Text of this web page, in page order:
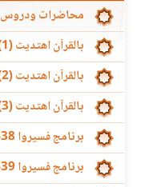
محاضرات ودروس
بالقرآن اهتديت (1)
بالقرآن اهتديت (2)
بالقرآن اهتديت (3)
برنامج فسيروا 1438هـ
برنامج فسيروا 1439هـ